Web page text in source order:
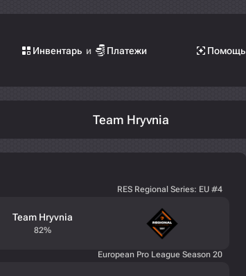
Инвентарь и Платежи Помощь
Team Hryvnia
RES Regional Series: EU #4
Team Hryvnia
82%
European Pro League Season 20